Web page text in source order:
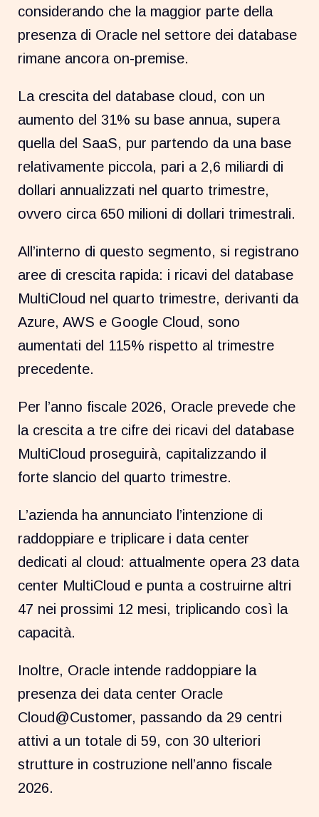
considerando che la maggior parte della
presenza di Oracle nel settore dei database
rimane ancora on-premise.
La crescita del database cloud, con un
aumento del 31% su base annua, supera
quella del SaaS, pur partendo da una base
relativamente piccola, pari a 2,6 miliardi di
dollari annualizzati nel quarto trimestre,
ovvero circa 650 milioni di dollari trimestrali.
All’interno di questo segmento, si registrano
aree di crescita rapida: i ricavi del database
MultiCloud nel quarto trimestre, derivanti da
Azure, AWS e Google Cloud, sono
aumentati del 115% rispetto al trimestre
precedente.
Per l’anno fiscale 2026, Oracle prevede che
la crescita a tre cifre dei ricavi del database
MultiCloud proseguirà, capitalizzando il
forte slancio del quarto trimestre.
L’azienda ha annunciato l’intenzione di
raddoppiare e triplicare i data center
dedicati al cloud: attualmente opera 23 data
center MultiCloud e punta a costruirne altri
47 nei prossimi 12 mesi, triplicando così la
capacità.
Inoltre, Oracle intende raddoppiare la
presenza dei data center Oracle
Cloud@Customer, passando da 29 centri
attivi a un totale di 59, con 30 ulteriori
strutture in costruzione nell’anno fiscale
2026.